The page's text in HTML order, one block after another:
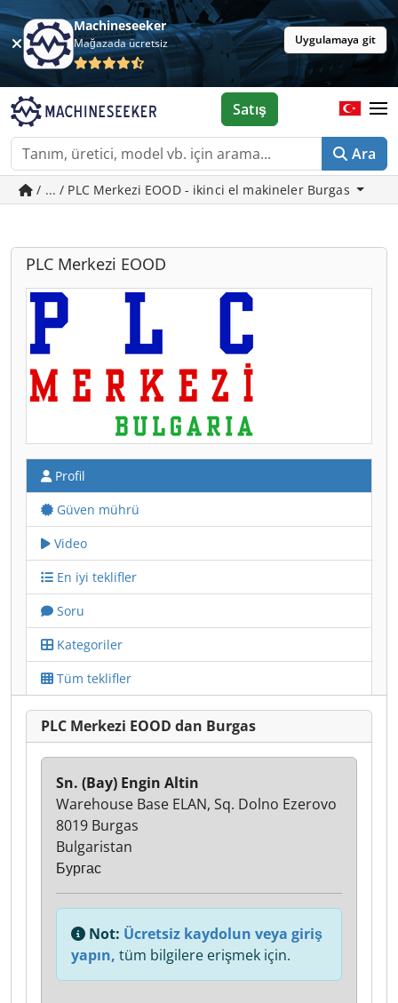
Machineseeker
Mağazada ücretsiz Uygulamaya git
Ara
Satış
/ ... / PLC Merkezi EOOD - ikinci el makineler Burgas
PLC Merkezi EOOD
Profil
Güven mührü
Video
En iyi teklifler
Soru
Kategoriler
Tüm teklifler
PLC Merkezi EOOD dan Burgas
Sn. (Bay) Engin Altin
Warehouse Base ELAN, Sq. Dolno Ezerovo
8019 Burgas
Bulgaristan
Бургас
Not: Ücretsiz kaydolun veya giriş
yapın, tüm bilgilere erişmek için.